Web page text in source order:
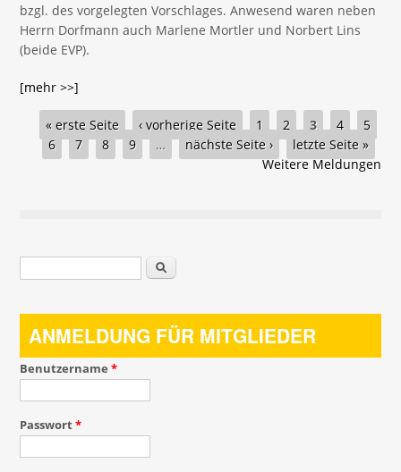
bzgl. des vorgelegten Vorschlages. Anwesend waren neben
Herrn Dorfmann auch Marlene Mortler und Norbert Lins
(beide EVP).
[mehr >>]
Seiten
« erste Seite ‹ vorherige Seite 1 2 3 4
5
6
7 8 9 … nächste Seite ›
letzte Seite »
Weitere Meldungen
Suchformular Suche
ANMELDUNG FÜR MITGLIEDER
Benutzername*
Passwort*